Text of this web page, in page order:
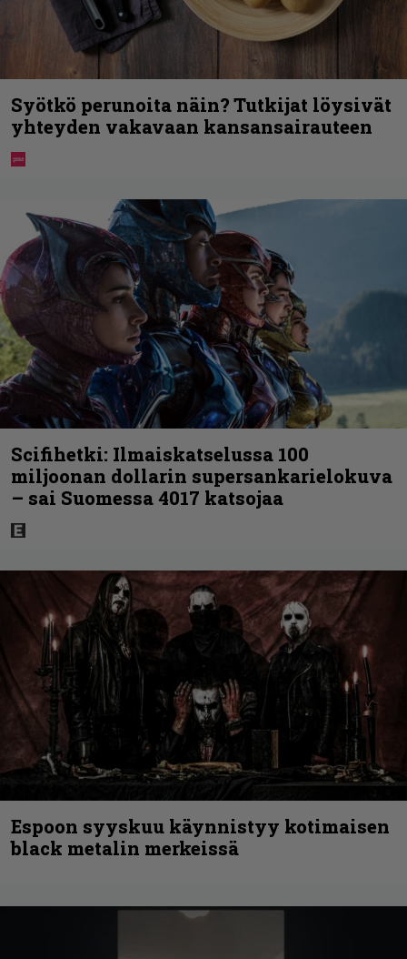
Syötkö perunoita näin? Tutkijat löysivät
yhteyden vakavaan kansansairauteen
Scifihetki: Ilmaiskatselussa 100
miljoonan dollarin supersankarielokuva
– sai Suomessa 4017 katsojaa
Espoon syyskuu käynnistyy kotimaisen
black metalin merkeissä